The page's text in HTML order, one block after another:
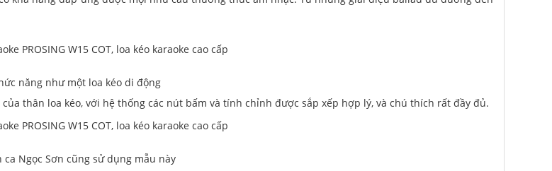
năng như một loa kéo di động
thân loa kéo, với hệ thống các nút bấm và tính chỉnh được sắp xếp hợp lý, và chú thích rất đầy đủ.
ca Ngọc Sơn cũng sử dụng mẫu này